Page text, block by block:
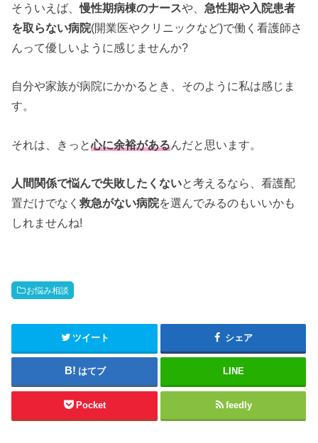
そういえば、慢性期病棟のナースや、急性期や入院患者
を取らない病院(開業医やクリニックなど)で働く看護師さ
んって優しいように感じませんか?
自分や家族が病院にかかるとき、そのように私は感じま
す。
それは、きっと心に余裕があるんだと思います。
人間関係で悩んで失敗したくないと考えるなら、看護配
置だけでなく救急がない病院を選んでみるのもいいかも
しれませんね!
お悩み相談
ツイート シェア
はてブ LINE
Pocket feedly